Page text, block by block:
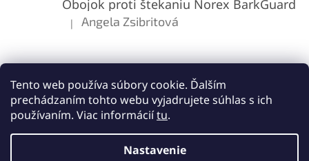
Tento web používa súbory cookie. Ďalším
prechádzaním tohto webu vyjadrujete súhlas s ich
používaním. Viac informáciítu.
Nastavenie
Obojok proti štekaniu Norex BarkGuard
Hodnotenie produktu je 5 z 5 hviezdičiek.
| Angela Zsibritová